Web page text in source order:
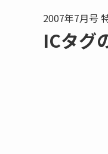
2007年7月号
ICタグ